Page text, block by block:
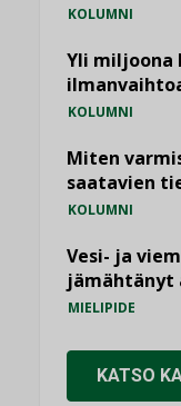
KOLUMNI
Yli miljoona
KOLUMNI
Miten
saatavien
KOLUMNI
Vesi- ja
jämähtänyt
MIELIPIDE
KATSO